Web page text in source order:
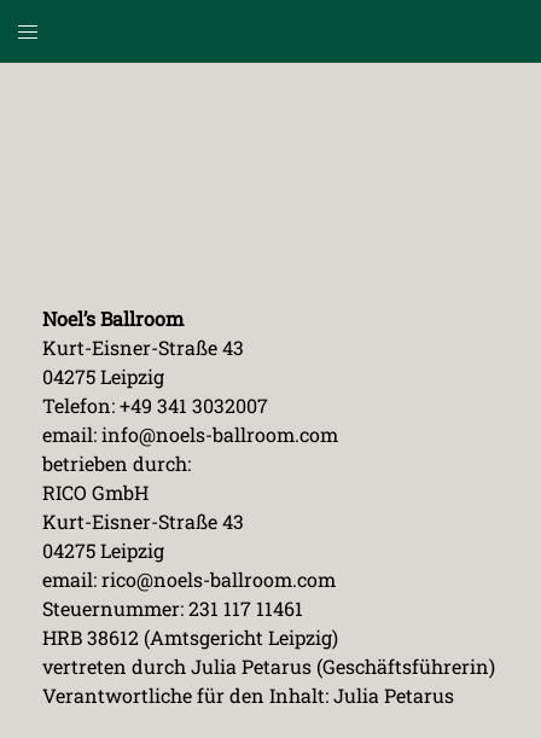
Inhalt
springen
Menü
umschalten
Noel’s Ballroom
Kurt-Eisner-Straße 43
04275 Leipzig
Telefon: +49 341 3032007
email: info@noels-ballroom.com
betrieben durch:
RICO GmbH
Kurt-Eisner-Straße 43
04275 Leipzig
email: rico@noels-ballroom.com
Steuernummer: 231 117 11461
HRB 38612 (Amtsgericht Leipzig)
vertreten durch Julia Petarus (Geschäftsführerin)
Verantwortliche für den Inhalt: Julia Petarus